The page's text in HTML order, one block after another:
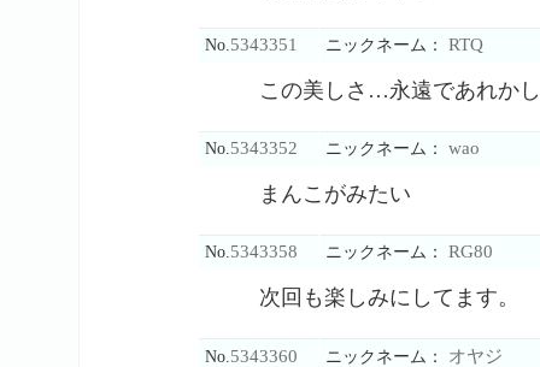
No. 5343351 ニックネーム： RTQ
この美しさ…永遠であれかし
No. 5343352 ニックネーム： wao
まんこがみたい
No. 5343358 ニックネーム： RG80
次回も楽しみにしてます。
No. 5343360 ニックネーム： オヤジ